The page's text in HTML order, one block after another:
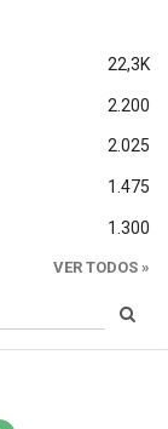
22,3K
2.200
2.025
1.475
1.300
VER TODOS »